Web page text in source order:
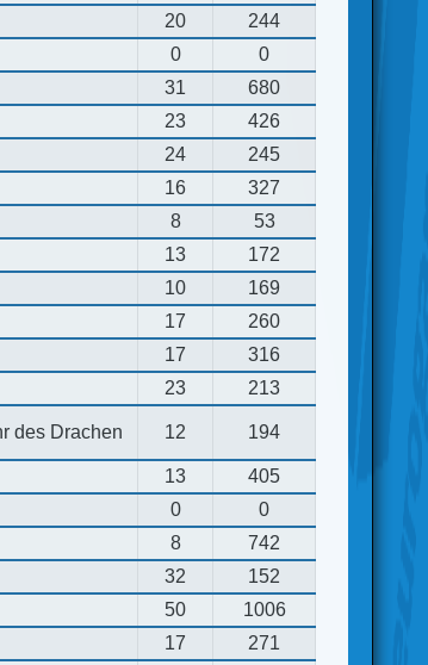
20
244
0
0
31
680
23
426
24
245
16
327
8
53
13
172
10
169
17
260
17
316
23
213
des Drachen 12 194
13
405
0
0
8
742
32
152
50
1006
17
271